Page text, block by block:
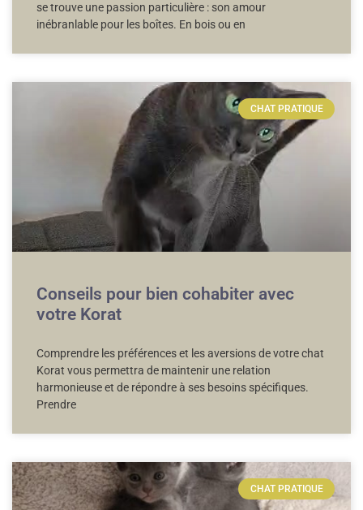
se trouve une passion particulière : son amour
inébranlable pour les boîtes. En bois ou en
CHAT PRATIQUE
Conseils pour bien cohabiter avec
votre Korat
Comprendre les préférences et les aversions de votre chat
Korat vous permettra de maintenir une relation
harmonieuse et de répondre à ses besoins spécifiques.
Prendre
CHAT PRATIQUE